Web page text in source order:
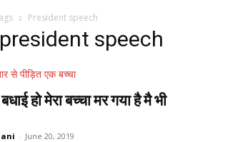
President speech
speech
हो मेरा बच्चा मर गया है मै भी
- June 20, 2019